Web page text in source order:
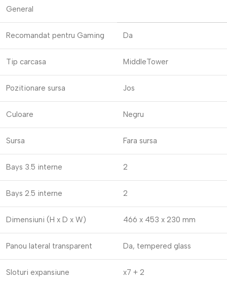
General
Recomandat pentru Gaming Da
Tip carcasa MiddleTower
Pozitionare sursa Jos
Culoare Negru
Sursa Fara sursa
Bays 3.5 interne 2
Bays 2.5 interne 2
Dimensiuni (H x D x W) 466 x 453 x 230 mm
Panou lateral transparent Da, tempered glass
Sloturi expansiune x7 + 2